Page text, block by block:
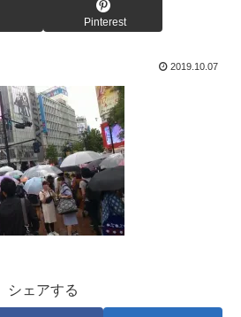
Pinterest
2019.10.07
シェアする